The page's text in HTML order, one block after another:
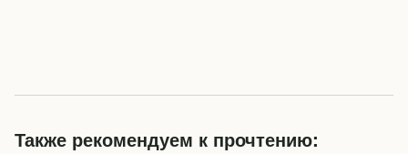
Также рекомендуем к прочтению: